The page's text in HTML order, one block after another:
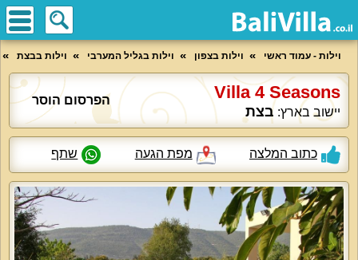
וילות - עמוד ראשי וילות בצפון וילות בגליל המערבי וילות בבצת
Villa 4 Seasons
יישוב בארץ: בצת
הפרסום הוסר
כתוב המלצה מפת הגעה שתף